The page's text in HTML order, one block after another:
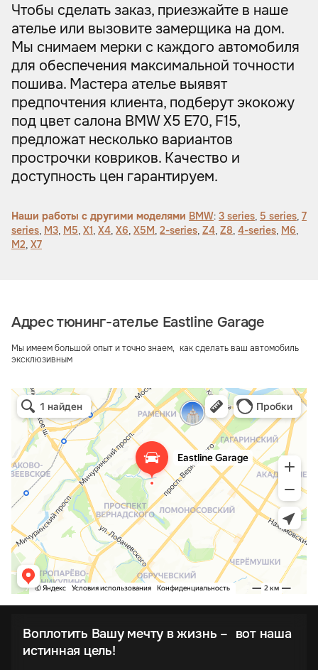
Чтобы сделать заказ, приезжайте в наше
ателье или вызовите замерщика на дом.
Мы снимаем мерки с каждого автомобиля
для обеспечения максимальной точности
пошива. Мастера ателье выявят
предпочтения клиента, подберут экокожу
под цвет салона BMW X5 E70, F15,
предложат несколько вариантов
прострочки ковриков. Качество и
доступность цен гарантируем.
Наши работы с другими моделями BMW: 3 series, 5 series, 7
series, M3, M5, X1, X4, X6, X5M, 2-series, Z4, Z8, 4-series, M6,
M2, X7
Адрес тюнинг-ателье Eastline Garage
Мы имеем большой опыт и точно знаем, как сделать ваш автомобиль
эксклюзивным
Воплотить Вашу мечту в жизнь – вот наша
истинная цель!